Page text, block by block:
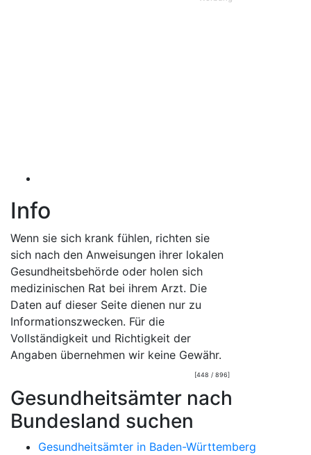
Info
Wenn sie sich krank fühlen, richten sie
sich nach den Anweisungen ihrer lokalen
Gesundheitsbehörde oder holen sich
medizinischen Rat bei ihrem Arzt. Die
Daten auf dieser Seite dienen nur zu
Informationszwecken. Für die
Vollständigkeit und Richtigkeit der
Angaben übernehmen wir keine Gewähr.
[448 / 896]
Gesundheitsämter nach
Bundesland suchen
Gesundheitsämter in Baden-Württemberg